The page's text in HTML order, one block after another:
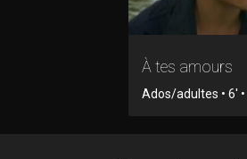
À tes amours
Ados/adultes • 6'